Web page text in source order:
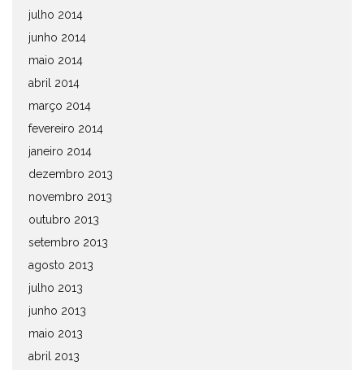
julho 2014
junho 2014
maio 2014
abril 2014
março 2014
fevereiro 2014
janeiro 2014
dezembro 2013
novembro 2013
outubro 2013
setembro 2013
agosto 2013
julho 2013
junho 2013
maio 2013
abril 2013